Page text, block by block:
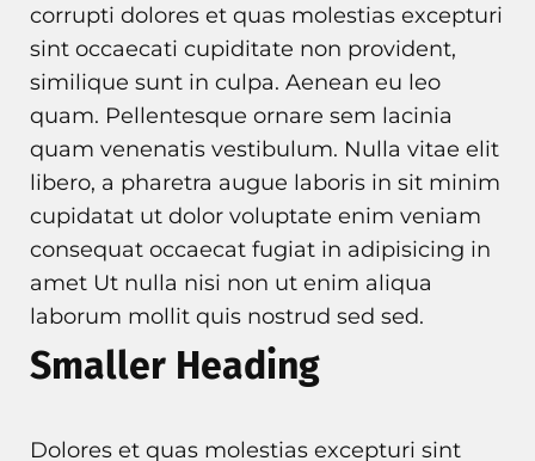
corrupti dolores et quas molestias excepturi
sint occaecati cupiditate non provident,
similique sunt in culpa. Aenean eu leo
quam. Pellentesque ornare sem lacinia
quam venenatis vestibulum. Nulla vitae elit
libero, a pharetra augue laboris in sit minim
cupidatat ut dolor voluptate enim veniam
consequat occaecat fugiat in adipisicing in
amet Ut nulla nisi non ut enim aliqua
laborum mollit quis nostrud sed sed.
Smaller Heading
Dolores et quas molestias excepturi sint